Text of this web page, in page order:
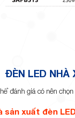
ĐÈN LED NHÀ
đánh giá có nên
sản xuất đèn